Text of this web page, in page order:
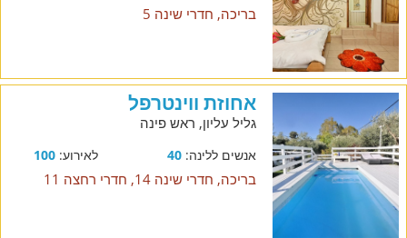
בריכה, חדרי שינה 5
אחוזת ווינטרפל
גליל עליון, ראש פינה
אנשים ללינה:40 לאירוע:100
בריכה, חדרי שינה 14, חדרי רחצה 11